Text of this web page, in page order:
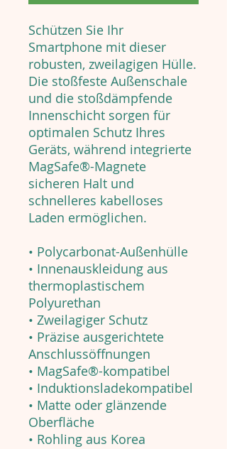
Schützen Sie Ihr
Smartphone mit dieser
robusten, zweilagigen Hülle.
Die stoßfeste Außenschale
und die stoßdämpfende
Innenschicht sorgen für
optimalen Schutz Ihres
Geräts, während integrierte
MagSafe®-Magnete
sicheren Halt und
schnelleres kabelloses
Laden ermöglichen.
• Polycarbonat-Außenhülle
• Innenauskleidung aus
thermoplastischem
Polyurethan
• Zweilagiger Schutz
• Präzise ausgerichtete
Anschlussöffnungen
• MagSafe®-kompatibel
• Induktionsladekompatibel
• Matte oder glänzende
Oberfläche
• Rohling aus Korea